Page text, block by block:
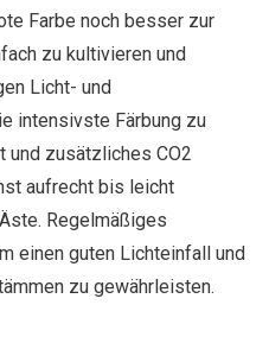
Farbe noch besser zur
zu kultivieren und
Licht- und
intensivste Färbung zu
und zusätzliches CO2
aufrecht bis leicht
Regelmäßiges
einen guten Lichteinfall und
zu gewährleisten.